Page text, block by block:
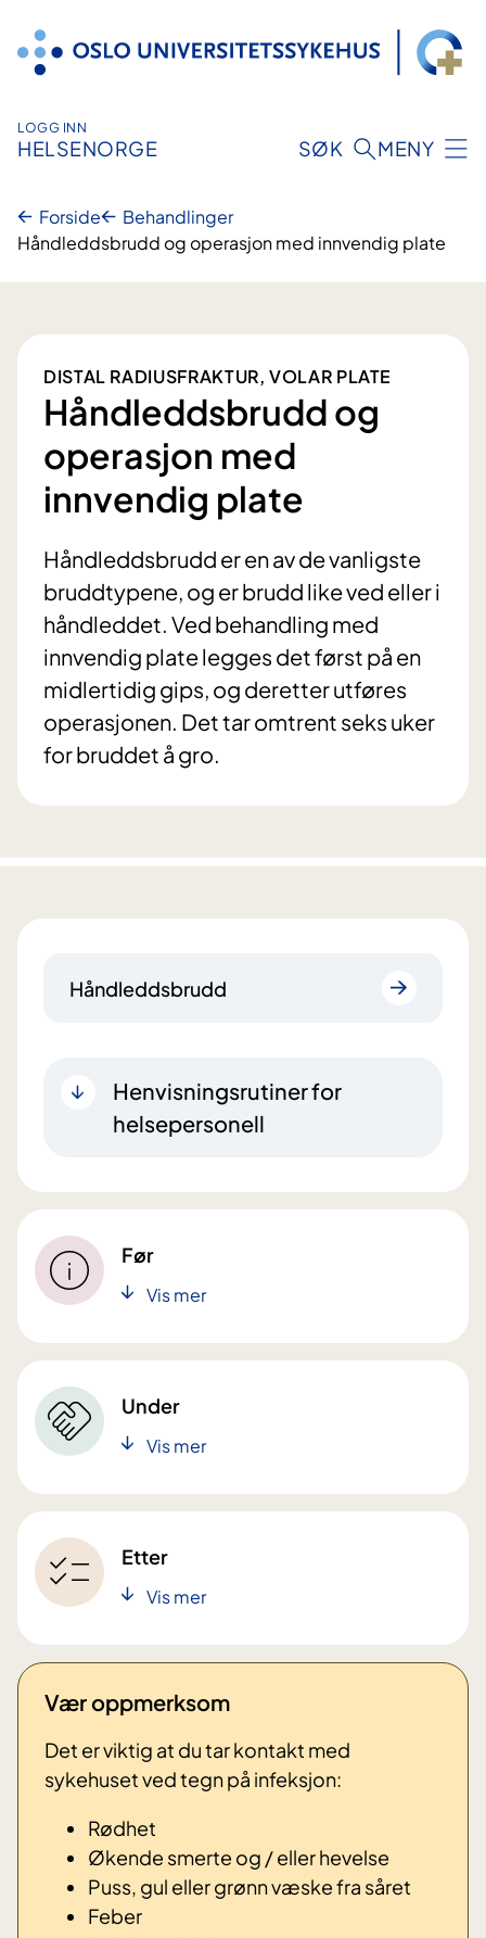
innhold
LOGG INN
HELSENORGE SØK MENY
Forside
Behandlinger
Håndleddsbrudd og operasjon med innvendig plate
DISTAL RADIUSFRAKTUR, VOLAR PLATE
Håndleddsbrudd og
operasjon med
innvendig plate
Håndleddsbrudd er en av de vanligste
bruddtypene, og er brudd like ved eller i
håndleddet. Ved behandling med
innvendig plate legges det først på en
midlertidig gips, og deretter utføres
operasjonen. Det tar omtrent seks uker
for bruddet å gro.
Håndleddsbrudd
Henvisningsrutiner for
helsepersonell
Før
Vis mer
Under
Vis mer
Etter
Vis mer
Vær oppmerksom
Det er viktig at du tar kontakt med
sykehuset ved tegn på infeksjon:
Rødhet
Økende smerte og / eller hevelse
Puss, gul eller grønn væske fra såret
Feber